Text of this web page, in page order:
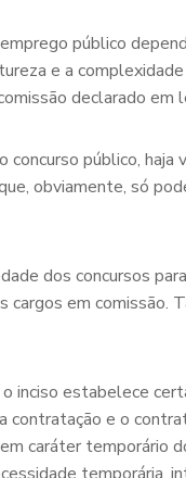
público
e a
declarado em
público,
obviamente, só
dos concursos
cargos em comissão.
inciso estabelece
contratação e o
caráter temporário